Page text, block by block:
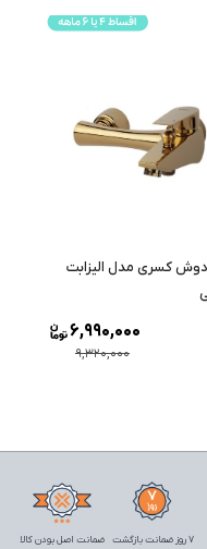
کسری مدل الیزابت
9,320,000
6,990,000
7 روز ضمانت بازگشت ضمانت اصل بودن کالا